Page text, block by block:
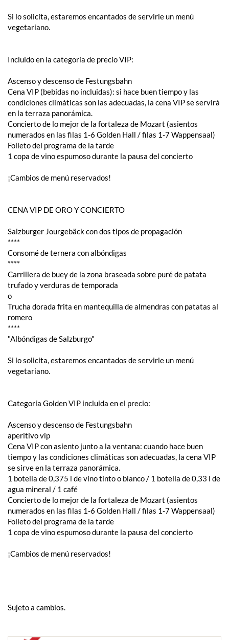
Si lo solicita, estaremos encantados de servirle un menú
vegetariano.
Incluido en la categoría de precio VIP:
Ascenso y descenso de Festungsbahn
Cena VIP (bebidas no incluidas): si hace buen tiempo y las
condiciones climáticas son las adecuadas, la cena VIP se servirá
en la terraza panorámica.
Concierto de lo mejor de la fortaleza de Mozart (asientos
numerados en las filas 1-6 Golden Hall / filas 1-7 Wappensaal)
Folleto del programa de la tarde
1 copa de vino espumoso durante la pausa del concierto
¡Cambios de menú reservados!
CENA VIP DE ORO Y CONCIERTO
Salzburger Jourgebäck con dos tipos de propagación
****
Consomé de ternera con albóndigas
****
Carrillera de buey de la zona braseada sobre puré de patata
trufado y verduras de temporada
o
Trucha dorada frita en mantequilla de almendras con patatas al
romero
****
"Albóndigas de Salzburgo"
Si lo solicita, estaremos encantados de servirle un menú
vegetariano.
Categoría Golden VIP incluida en el precio:
Ascenso y descenso de Festungsbahn
aperitivo vip
Cena VIP con asiento junto a la ventana: cuando hace buen
tiempo y las condiciones climáticas son adecuadas, la cena VIP
se sirve en la terraza panorámica.
1 botella de 0,375 l de vino tinto o blanco / 1 botella de 0,33 l de
agua mineral / 1 café
Concierto de lo mejor de la fortaleza de Mozart (asientos
numerados en las filas 1-6 Golden Hall / filas 1-7 Wappensaal)
Folleto del programa de la tarde
1 copa de vino espumoso durante la pausa del concierto
¡Cambios de menú reservados!
Sujeto a cambios.